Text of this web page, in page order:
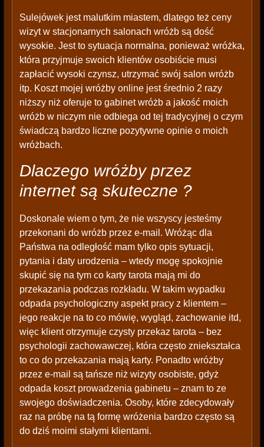
Sulejówek jest malutkim miastem, dlatego też ceny
wizyt w stacjonarnych salonach wróżb są dość
wysokie. Jest to sytuacja normalna, ponieważ wróżka,
która przyjmuje swoich klientów osobiście musi
zapłacić wysoki czynsz, utrzymać swój salon wróżb
itp. Koszt mojej wróżby online jest średnio 2 razy
niższy niż oferuje to gabinet wróżb a jakość moich
wróżb w niczym nie odbiega od tej tradycyjnej o czym
świadczą bardzo liczne pozytywne opinie o moich
wróżbach.
Dlaczego wróżby przez
internet są skuteczne ?
Doskonale wiem o tym, że nie wszyscy jesteśmy
przekonani do wróżb przez e-mail. Wróżąc dla
Państwa na odległość mam tylko opis sytuacji,
pytania i daty urodzenia – wtedy mogę spokojnie
skupić się na tym co karty tarota mają mi do
przekazania podczas rozkładu. W takim wypadku
odpada psychologiczny aspekt pracy z klientem –
jego reakcje na to co mówię, wygląd, zachowanie itd,
więc klient otrzymuje czysty przekaz tarota – bez
psychologii zachowawczej, która często zniekształca
to co do przekazania mają karty. Ponadto wróżby
przez e-mail są tańsze niż wizyty osobiste, gdyż
odpada koszt prowadzenia gabinetu – znam to ze
swojego doświadczenia. Osoby, które zdecydowały
raz na próbę na tą formę wróżenia bardzo często są
do dziś moimi stałymi klientami.